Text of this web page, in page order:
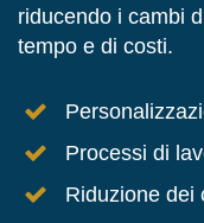
riducendo i cambi
tempo e di costi.
Processi di
Riduzione dei